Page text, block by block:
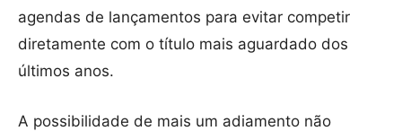
agendas de lançamentos para evitar competir
diretamente com o título mais aguardado dos
últimos anos.
A possibilidade de mais um adiamento não